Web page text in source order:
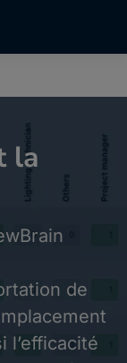
la
de
l’efficacité